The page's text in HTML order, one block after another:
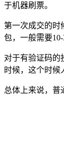
于机器刷票。
第一次成交的时
包，一般需要
对于有验证码的
时候，这个时候
总体上来说，普